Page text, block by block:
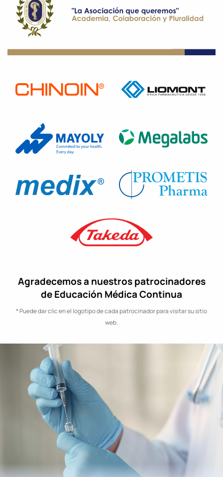
Agradecemos a nuestros patrocinadores
de Educación Médica Continua
* Puede dar clic en el logotipo de cada patrocinador para visitar su sitio
web.